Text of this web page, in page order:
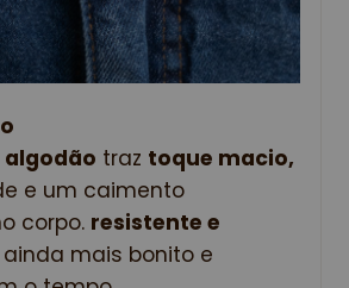
algodão traz
e um caimento
corpo. resistente e
mais bonito e